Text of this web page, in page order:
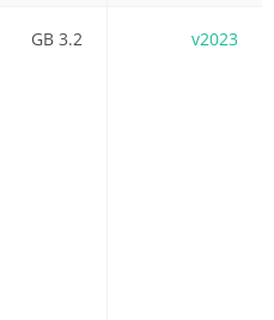
v2023
3.2 GB